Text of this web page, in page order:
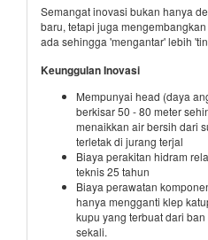
Semangat inovasi bukan hanya
baru, tetapi juga
ada sehingga 'mengantar' lebih
Keunggulan Inovasi
Mempunyai head (daya
berkisar 50 - 80 meter
menaikkan air bersih dari
terletak di jurang terjal
Biaya perakitan hidram
teknis 25 tahun
Biaya perawatan
hanya mengganti klep
kupu yang terbuat dari
sekali.